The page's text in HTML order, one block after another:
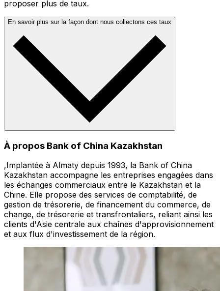
proposer plus de taux.
En savoir plus sur la façon dont nous collectons ces taux
À propos Bank of China Kazakhstan
,Implantée à Almaty depuis 1993, la Bank of China
Kazakhstan accompagne les entreprises engagées dans
les échanges commerciaux entre le Kazakhstan et la
Chine. Elle propose des services de comptabilité, de
gestion de trésorerie, de financement du commerce, de
change, de trésorerie et transfrontaliers, reliant ainsi les
clients d'Asie centrale aux chaînes d'approvisionnement
et aux flux d'investissement de la région.